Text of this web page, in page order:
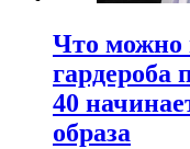
Что можно
гардероба
40
образа